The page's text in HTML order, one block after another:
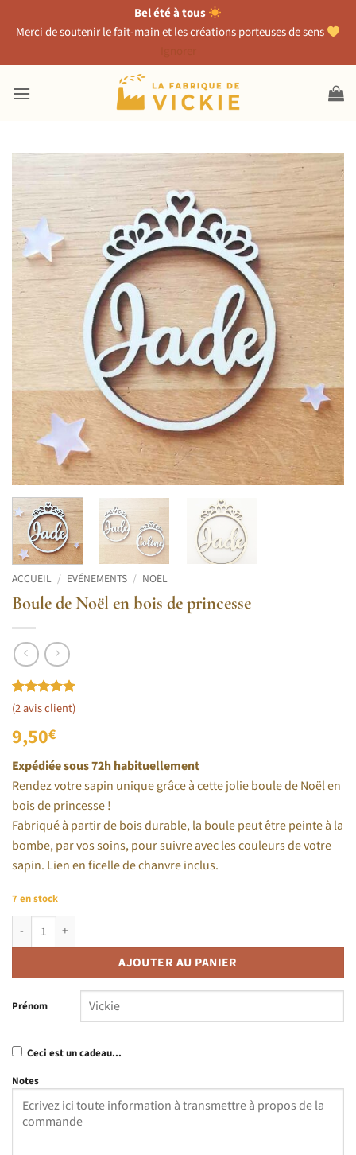
Bel été à tous
Merci de soutenir le fait-main et les créations porteuses de sens
ACCUEIL / EVÉNEMENTS / NOËL
Boule de Noël en bois de princesse
Noté5sur
5 basé sur
2
notations
client
(2avis client)
9,50€
Expédiée sous 72h habituellement
Rendez votre sapin unique grâce à cette jolie boule de Noël en
bois de princesse !
Fabriqué à partir de bois durable, la boule peut être peinte à la
bombe, par vos soins, pour suivre avec les couleurs de votre
sapin. Lien en ficelle de chanvre inclus.
7 en stock
quantité de Boule de Noël en bois de princesse
AJOUTER AU PANIER
Prénom
Ceci est un cadeau...
Notes